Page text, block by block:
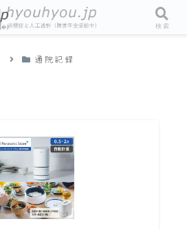
通院記録
検索